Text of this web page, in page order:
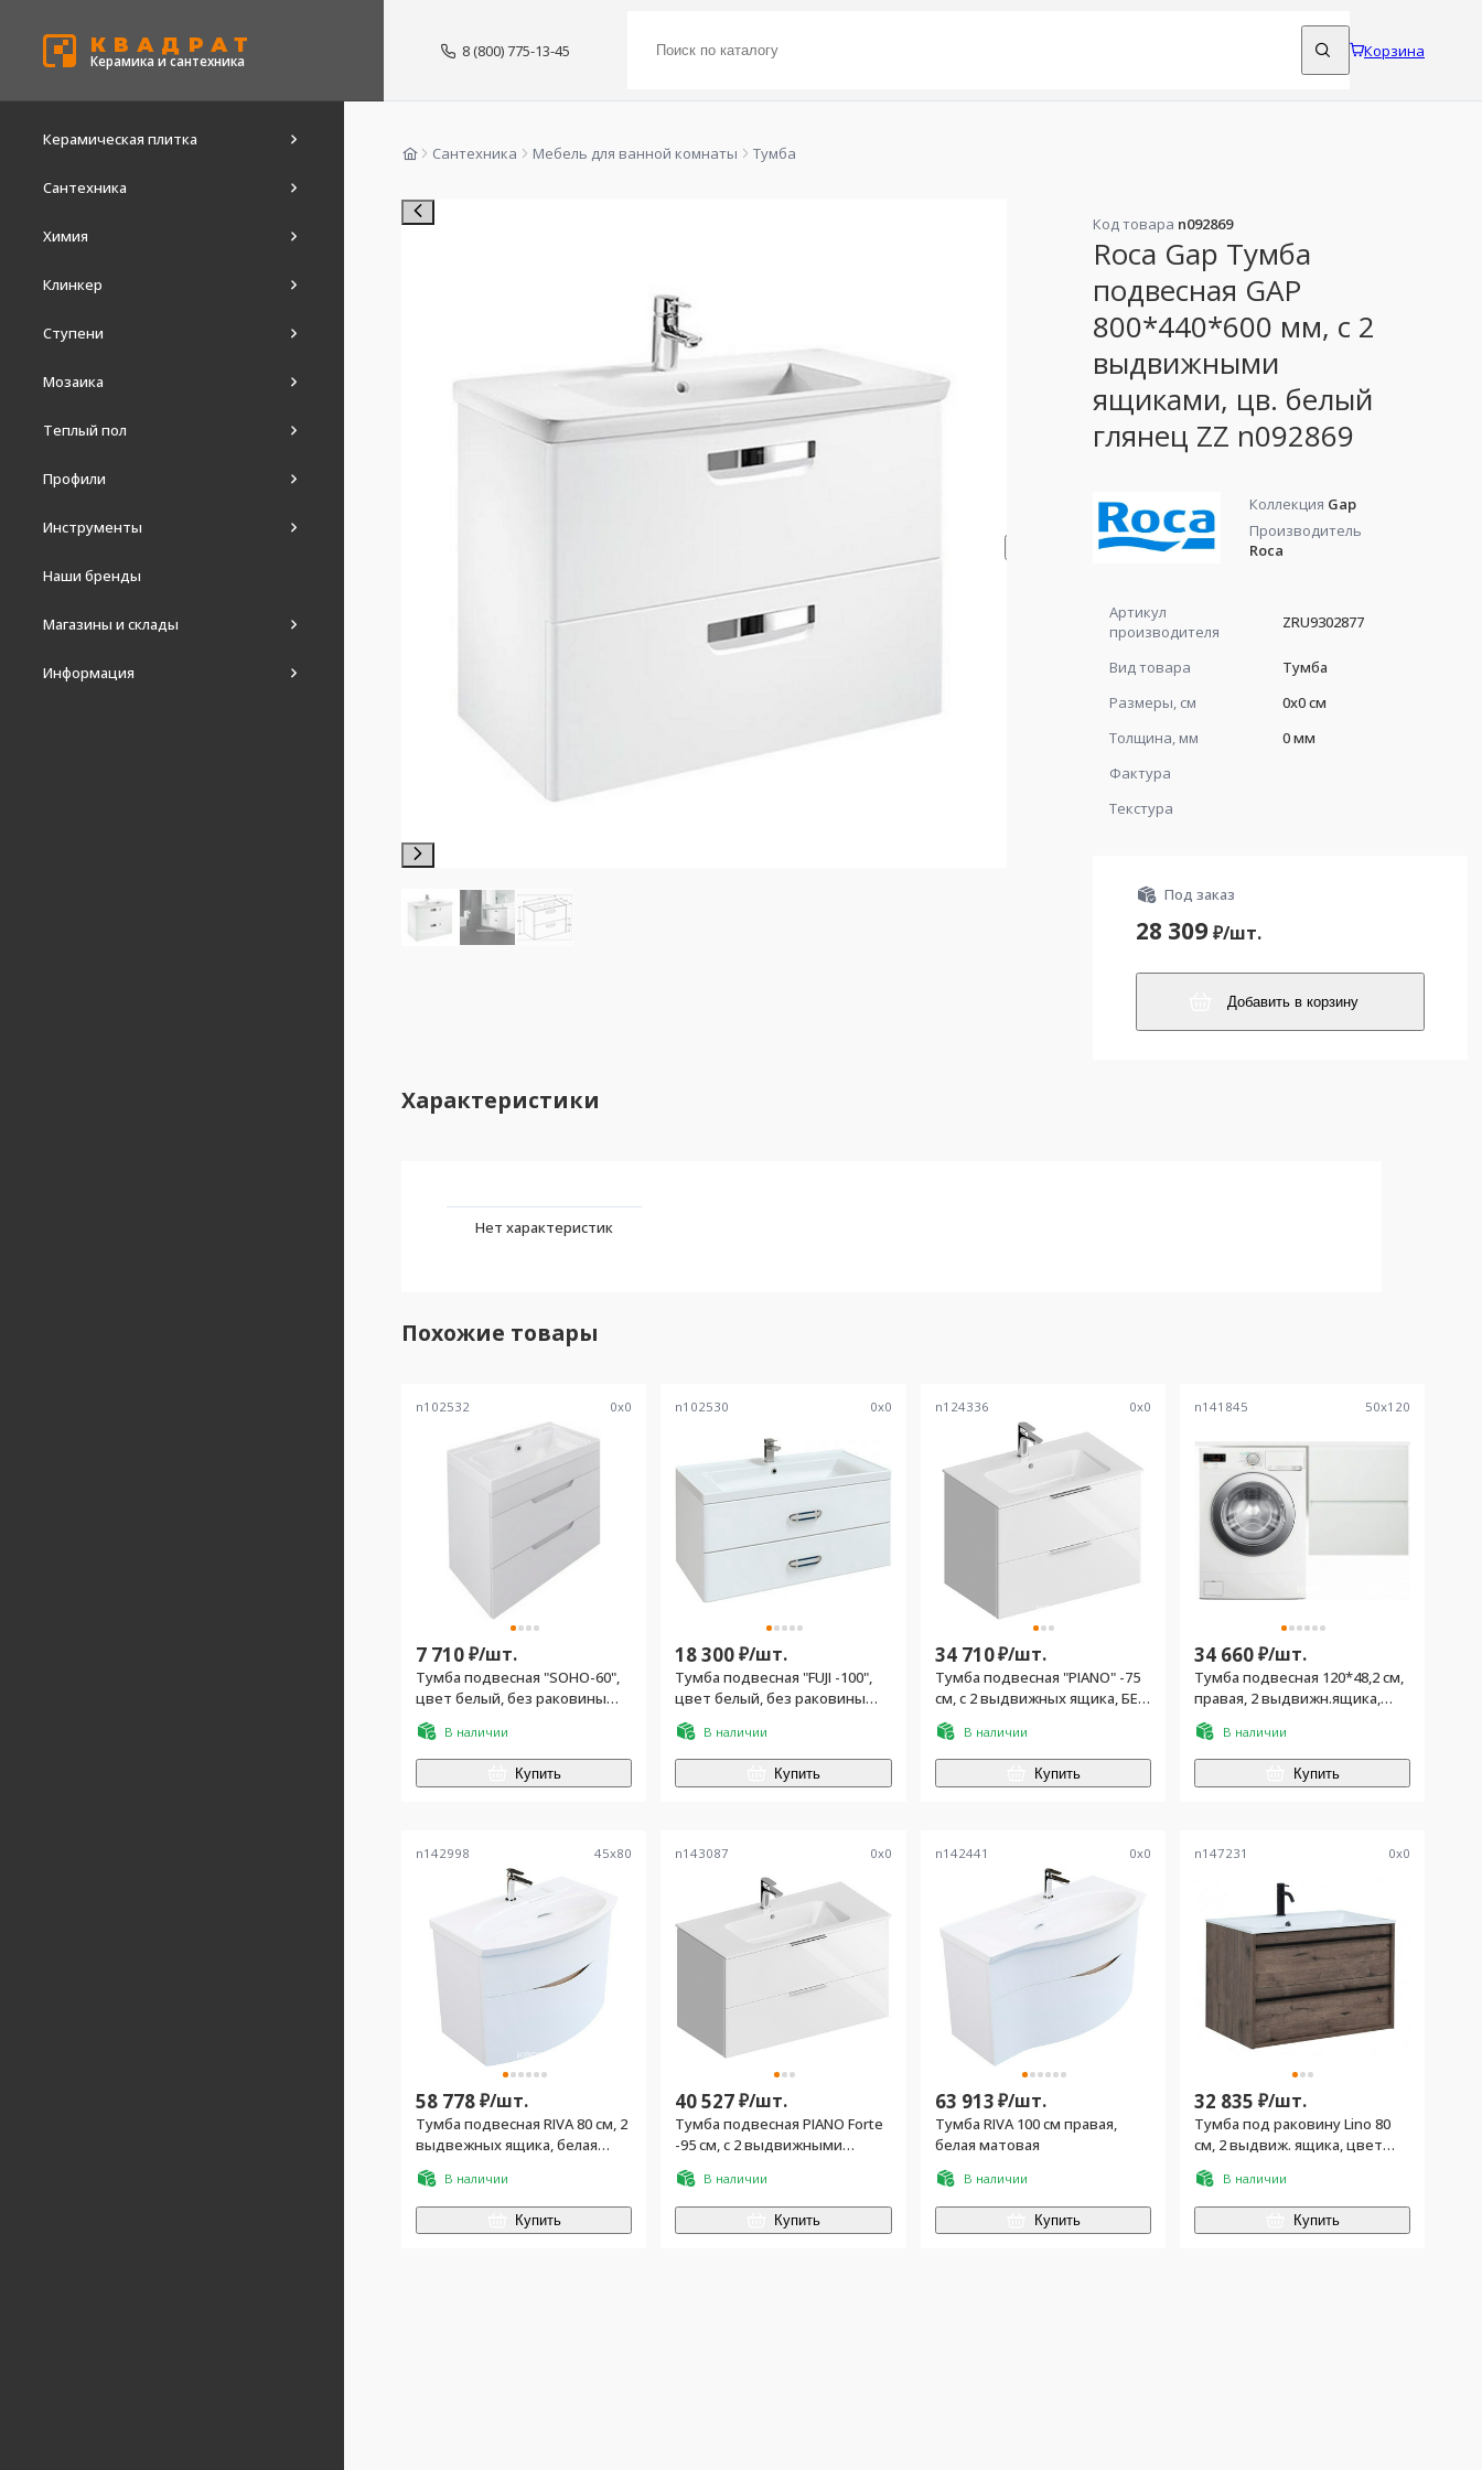
КВАДРАТ
Керамика и сантехника
8 (800) 775-13-45 Корзина
Керамическая плитка
Сантехника
Химия
Клинкер
Ступени
Мозаика
Теплый пол
Профили
Инструменты
Наши бренды
Магазины и склады
Информация
Сантехника Мебель для ванной комнаты Тумба
Код товара n092869
Roca Gap Тумба
подвесная GAP
800*440*600 мм, с 2
выдвижными
ящиками, цв. белый
глянец ZZ n092869
Коллекция Gap
Производитель
Roca
Артикул
производителя
ZRU9302877
Вид товара
Тумба
Размеры, см
0x0 см
Толщина, мм
0 мм
Фактура
Текстура
Под заказ
28 309 ₽/шт.
Добавить в корзину
Характеристики
Нет характеристик
Похожие товары
n102532 0x0
7 710₽/шт.
Тумба подвесная "SOHO-60",
цвет белый, без раковины
"Fest-60"
В наличии
Купить
n102530 0x0
18 300₽/шт.
Тумба подвесная "FUJI -100",
цвет белый, без раковины
"DEEP-100"
В наличии
Купить
n124336 0x0
34 710₽/шт.
Тумба подвесная "PIANO" -75
см, с 2 выдвижных ящика, БЕЗ
раковины, цв. белый
В наличии
Купить
n141845 50x120
34 660₽/шт.
Тумба подвесная 120*48,2 см,
правая, 2 выдвижн.ящика,
раковина в комплекте, БЕЗ
кронштейна, цв.белый
В наличии
Купить
n142998 45x80
58 778₽/шт.
Тумба подвесная RIVA 80 см, 2
выдвежных ящика, белая
матовая
В наличии
Купить
n143087 0x0
40 527₽/шт.
Тумба подвесная PIANO Forte
-95 см, с 2 выдвижными
ящиками, БЕЗ раковины, цв.
белый глянец
В наличии
Купить
n142441 0x0
63 913₽/шт.
Тумба RIVA 100 см правая,
белая матовая
В наличии
Купить
n147231 0x0
32 835 ₽/шт.
Тумба под раковину Lino 80
см, 2 выдвиж. ящика, цвет
Дуб Веллингтон (без
раковины арт.270158)
В наличии
Купить